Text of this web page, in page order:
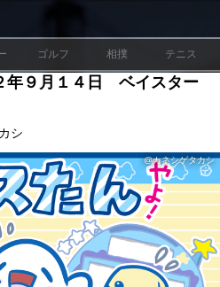
ゴルフ 相撲 テニス
年９月１４日 ベイスター
シ
@カネシゲタカシ